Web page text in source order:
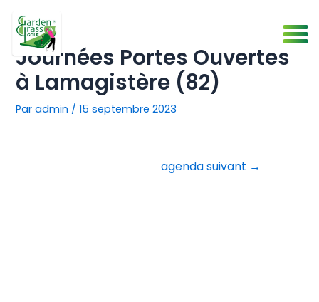
contenu
Journées Portes Ouvertes
à Lamagistère (82)
Paradmin /15 septembre 2023
de
l’article
agenda suivant →